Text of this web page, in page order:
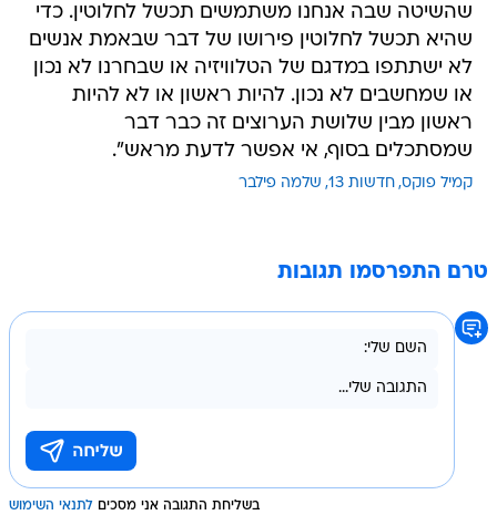
שהשיטה שבה אנחנו משתמשים תכשל לחלוטין. כדי
שהיא תכשל לחלוטין פירושו של דבר שבאמת אנשים
לא ישתתפו במדגם של הטלוויזיה או שבחרנו לא נכון
או שמחשבים לא נכון. להיות ראשון או לא להיות
ראשון מבין שלושת הערוצים זה כבר דבר
שמסתכלים בסוף, אי אפשר לדעת מראש".
קמיל פוקס חדשות 13 שלמה פילבר
טרם התפרסמו תגובות
בשליחת התגובה אני מסכים לתנאי השימוש